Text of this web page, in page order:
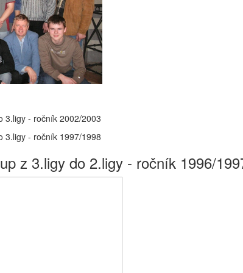
3.ligy - ročník 2002/2003
3.ligy - ročník 1997/1998
z 3.ligy do 2.ligy - ročník 1996/